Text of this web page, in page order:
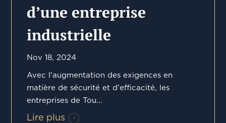
d’une entreprise
industrielle
Nov 18, 2024
Avec l'augmentation des exigences en
matière de sécurité et d'efficacité, les
entreprises de Tou...
Lire plus